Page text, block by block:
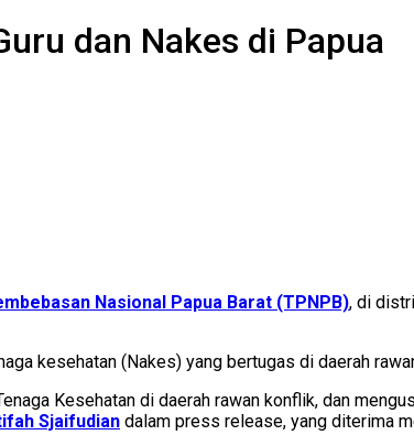
dan Nakes di Papua
Nasional Papua Barat (TPNPB), di
kesehatan (Nakes) yang bertugas di daerah
Kesehatan di daerah rawan konflik, dan
Sjaifudian dalam press release, yang diterima